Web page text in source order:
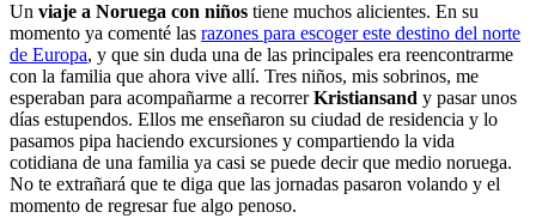
Un viaje a Noruega con niños tiene muchos alicientes. En su
momento ya comenté las razones para escoger este destino del norte
de Europa, y que sin duda una de las principales era reencontrarme
con la familia que ahora vive allí. Tres niños, mis sobrinos, me
esperaban para acompañarme a recorrerKristiansand y pasar unos
días estupendos. Ellos me enseñaron su ciudad de residencia y lo
pasamos pipa haciendo excursiones y compartiendo la vida
cotidiana de una familia ya casi se puede decir que medio noruega.
No te extrañará que te diga que las jornadas pasaron volando y el
momento de regresar fue algo penoso.